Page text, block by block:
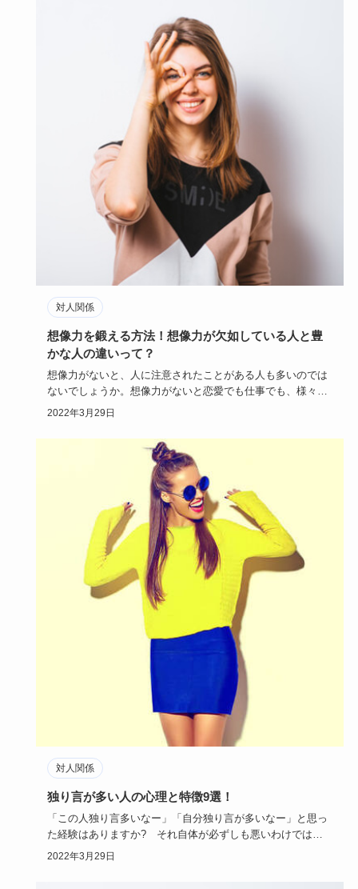
対人関係
想像力を鍛える方法！想像力が欠如している人と豊
かな人の違いって？
想像力がないと、人に注意されたことがある人も多いのでは
ないでしょうか。想像力がないと恋愛でも仕事でも、様々な
影響を及ぼして…
2022年3月29日
対人関係
独り言が多い人の心理と特徴9選！
「この人独り言多いなー」「自分独り言が多いなー」と思っ
た経験はありますか? それ自体が必ずしも悪いわけではな
く、人や自分に…
2022年3月29日